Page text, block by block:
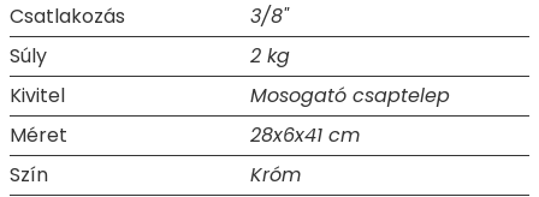
Csatlakozás
3/8"
Súly
2 kg
Kivitel
Mosogató csaptelep
Méret
28x6x41 cm
Szín
Króm